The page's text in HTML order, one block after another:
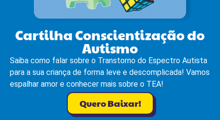
Cartilha Conscientização do
Autismo
Saiba como falar sobre o Transtorno do Espectro Autista
para a sua criança de forma leve e descomplicada! Vamos
espalhar amor e conhecer mais sobre o TEA!
Quero Baixar!